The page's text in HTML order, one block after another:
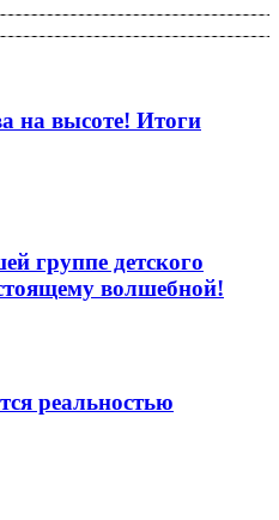
на высоте! Итоги
группе детского
волшебной!
реальностью